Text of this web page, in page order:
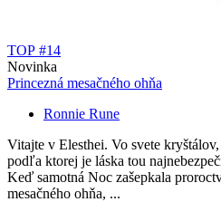
TOP #14
Novinka
Princezná mesačného ohňa
Ronnie Rune
Vitajte v Elesthei. Vo svete
podľa ktorej je láska tou
Keď samotná Noc zašepkala
mesačného ohňa, ...